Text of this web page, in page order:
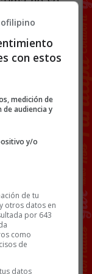
pasada
frutícola, de
El Caso .
el
panisar. En
para
con el
con estos
medición de
audiencia y
y/o
de tu
otros datos en
por 643
como
de
datos